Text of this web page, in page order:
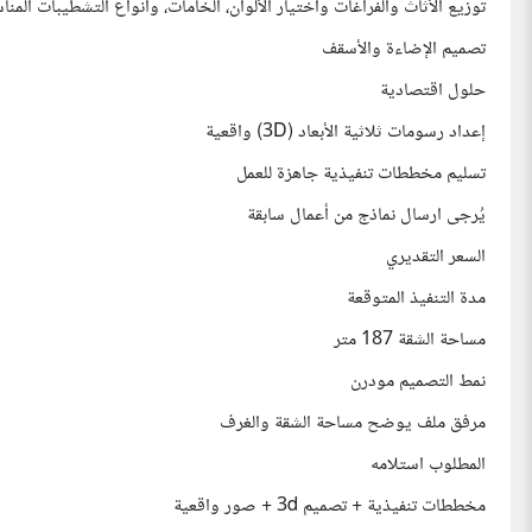
توزيع الأثاث والفراغات واختيار الألوان، الخامات، وأنواع التشطيبات
تصميم الإضاءة والأسقف
حلول اقتصادية
إعداد رسومات ثلاثية الأبعاد (3D) واقعية
تسليم مخططات تنفيذية جاهزة للعمل
يُرجى ارسال نماذج من أعمال سابقة
السعر التقديري
مدة التنفيذ المتوقعة
مساحة الشقة 187 متر
نمط التصميم مودرن
مرفق ملف يوضح مساحة الشقة والغرف
المطلوب استلامه
مخططات تنفيذية + تصميم 3d + صور واقعية